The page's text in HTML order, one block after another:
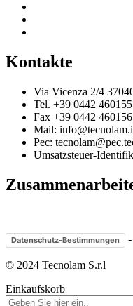
Kontakte
Via Vicenza 2/4
Tel. +39 0442 460155
Fax +39 0442 460156
Mail:
Pec:
Umsatzsteuer-
Datenschutz-Bestimmungen -
© 2024 Tecnolam S.r.l
Einkaufskorb